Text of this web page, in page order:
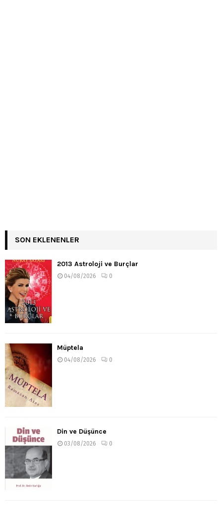
SON EKLENENLER
2013 Astroloji ve Burçlar
04/08/2026 0
Müptela
04/08/2026 0
Din ve Düşünce
03/08/2026 0